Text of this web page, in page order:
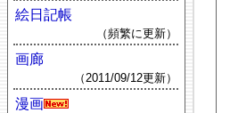
絵日記帳
（頻繁に更新）
画廊
（2011/09/12更新）
漫画